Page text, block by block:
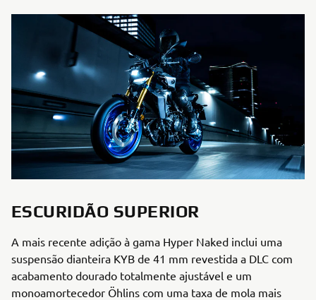
ESCURIDÃO SUPERIOR
A mais recente adição à gama Hyper Naked inclui uma
suspensão dianteira KYB de 41 mm revestida a DLC com
acabamento dourado totalmente ajustável e um
monoamortecedor Öhlins com uma taxa de mola mais